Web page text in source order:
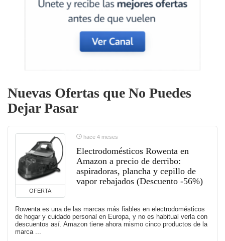
Nuevas Ofertas que No Puedes
Dejar Pasar
OFERTA
hace 4 meses
Electrodomésticos Rowenta en
Amazon a precio de derribo:
aspiradoras, plancha y cepillo de
vapor rebajados (Descuento -56%)
Rowenta es una de las marcas más fiables en electrodomésticos
de hogar y cuidado personal en Europa, y no es habitual verla con
descuentos así. Amazon tiene ahora mismo cinco productos de la
marca ...